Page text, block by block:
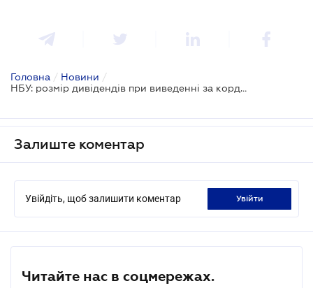
Головна / Новини /
НБУ: розмір дивідендів при виведенні за кордон встановлюється в нацвалюті
Залиште коментар
Увійдіть, щоб залишити коментар увійти
Читайте нас в соцмережах.